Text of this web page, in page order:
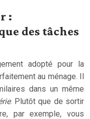
:
des tâches
adopté pour la
au ménage. Il
dans un même
. Plutôt que de sortir
par exemple, vous